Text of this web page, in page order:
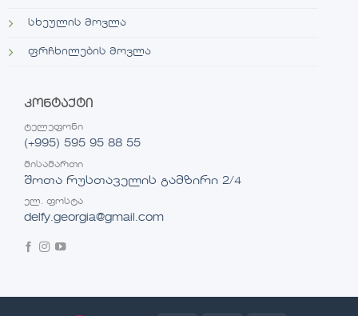
სხეულის მოვლა
ფრჩხილების მოვლა
კონტაქტი
ტელეფონი
(+995) 595 95 88 55
მისამართი
შოთა რუსთაველის გამზირი 2/4
ელ. ფოსტა
delfy.georgia@gmail.com